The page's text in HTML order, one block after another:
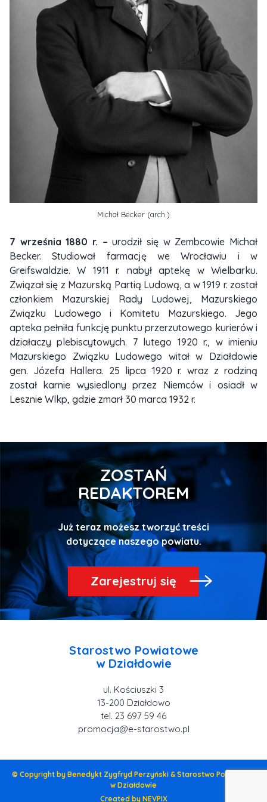
Michał Becker (arch.)
7 września 1880 r. –urodził się w Zembcowie Michał
Becker. Studiował farmację we Wrocławiu i w
Greifswaldzie. W 1911 r. nabył aptekę w Wielbarku.
Związał się z Mazurską Partią Ludową, a w 1919 r. został
członkiem Mazurskiej Rady Ludowej, Mazurskiego
Związku Ludowego i Komitetu Mazurskiego. Jego
apteka pełniła funkcję punktu przerzutowego kurierów i
działaczy plebiscytowych. 7 lutego 1920 r., w imieniu
Mazurskiego Związku Ludowego witał w Działdowie
gen. Józefa Hallera. 25 lipca 1920 r. wraz z rodziną
został karnie wysiedlony przez Niemców i osiadł w
Lesznie Wlkp, gdzie zmarł 30 marca 1932 r.
ZOSTAŃ
REDAKTOREM
Już teraz możesz tworzyć treści
dotyczące naszego powiatu.
Zarejestruj się
Starostwo Powiatowe
ul. Kościuszki 3
tel. 23 697 59 46
promocja@e-starostwo.pl
© Copyright by Benedykt Zygfryd Perzyński & Starostwo Powiatowe
w Działdowie
Created by NEVPIX